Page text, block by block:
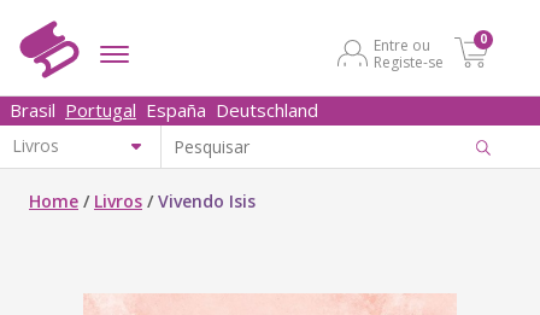
Entre ou
Registe-se
0
Brasil Portugal España Deutschland
Home / Livros /Vivendo Isis